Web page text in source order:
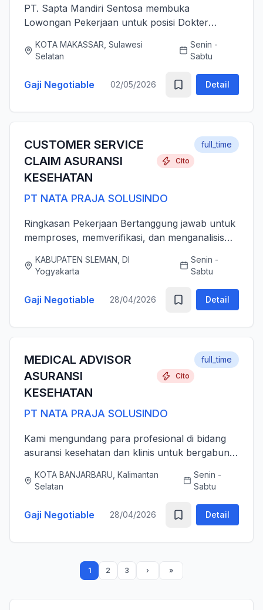
PT. Sapta Mandiri Sentosa membuka
Lowongan Pekerjaan untuk posisi Dokter
jawab memberikan layanan medis estetika yang
KOTA MAKASSAR, Sulawesi
Selatan
Senin -
Sabtu
Gaji Negotiable 02/05/2026 Detail
CUSTOMER SERVICE
CLAIM ASURANSI
KESEHATAN
Cito
PT NATA PRAJA SOLUSINDO
full_time
Ringkasan Pekerjaan Bertanggung jawab untuk
memproses, memverifikasi, dan menganalisis
dan rawat jalan) secara akurat, tepat waktu,
serta sesuai dengan ...
KABUPATEN SLEMAN, DI
Yogyakarta
Senin -
Sabtu
Gaji Negotiable 28/04/2026 Detail
MEDICAL ADVISOR
ASURANSI
KESEHATAN
Cito
PT NATA PRAJA SOLUSINDO
full_time
Kami mengundang para profesional di bidang
asuransi kesehatan dan klinis untuk bergabung
(Senior Officer) untuk memperkuat layanan
KOTA BANJARBARU, Kalimantan
Selatan
Senin -
Sabtu
Gaji Negotiable 28/04/2026 Detail
1 2 3